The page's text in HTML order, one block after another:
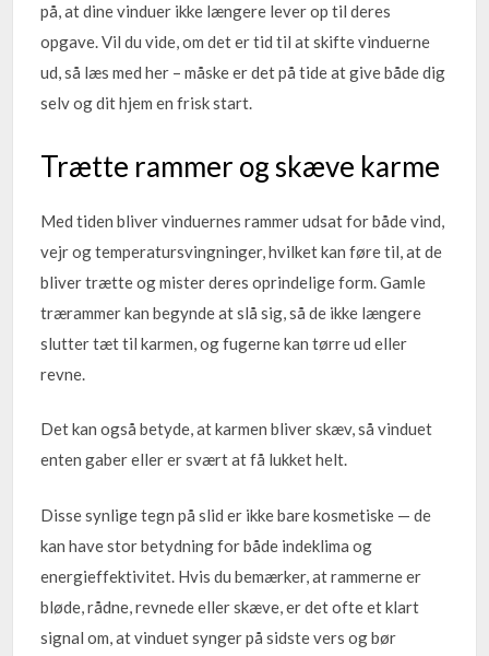
på, at dine vinduer ikke længere lever op til deres
opgave. Vil du vide, om det er tid til at skifte vinduerne
ud, så læs med her – måske er det på tide at give både dig
selv og dit hjem en frisk start.
Trætte rammer og skæve karme
Med tiden bliver vinduernes rammer udsat for både vind,
vejr og temperatursvingninger, hvilket kan føre til, at de
bliver trætte og mister deres oprindelige form. Gamle
trærammer kan begynde at slå sig, så de ikke længere
slutter tæt til karmen, og fugerne kan tørre ud eller
revne.
Det kan også betyde, at karmen bliver skæv, så vinduet
enten gaber eller er svært at få lukket helt.
Disse synlige tegn på slid er ikke bare kosmetiske — de
kan have stor betydning for både indeklima og
energieffektivitet. Hvis du bemærker, at rammerne er
bløde, rådne, revnede eller skæve, er det ofte et klart
signal om, at vinduet synger på sidste vers og bør